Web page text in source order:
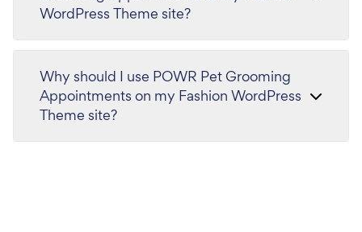
WordPress Theme site?
Why should I use POWR Pet Grooming
Appointments on my Fashion WordPress
Theme site?